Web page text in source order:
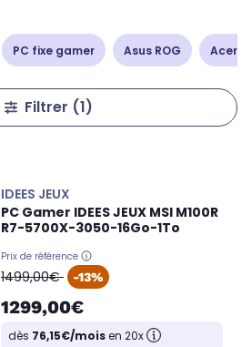
PC fixe gamer Asus ROG Acer
Filtrer (1)
IDEES JEUX
PC Gamer IDEES JEUX MSI M100R
R7-5700X-3050-16Go-1To
Prix de référence
oldPrice
1499,00€ -13%
1299,00€
dès 76,15€/moisen 20x